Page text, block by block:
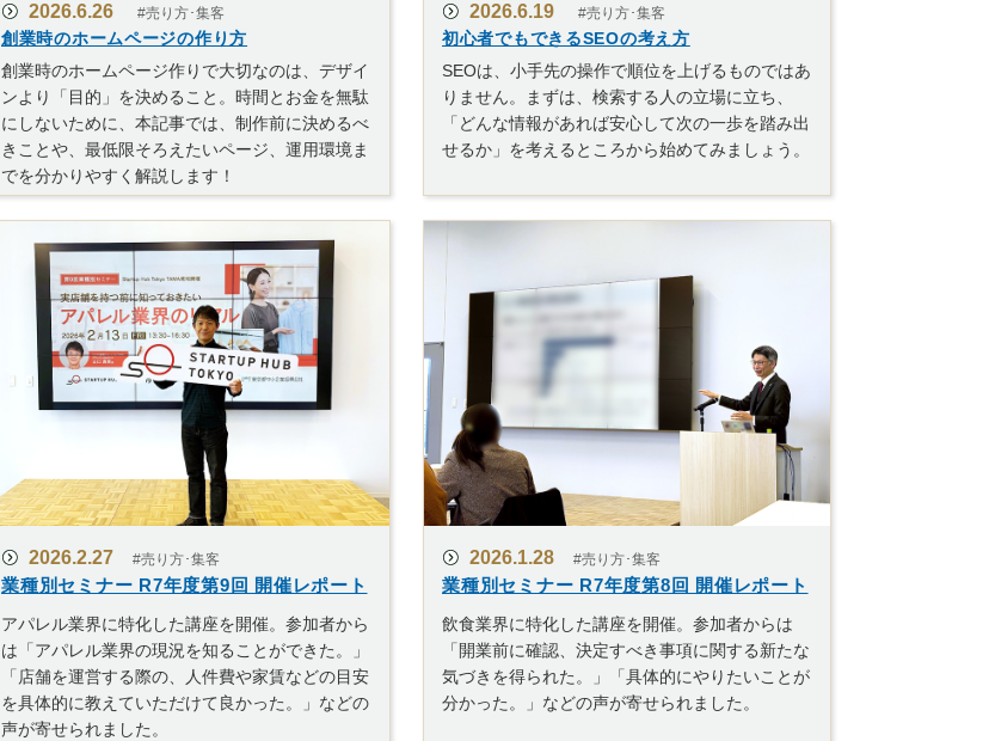
2026.6.26 #売り方･集客
創業時のホームページの作り方
創業時のホームページ作りで大切なのは、デザイ
ンより「目的」を決めること。時間とお金を無駄
にしないために、本記事では、制作前に決めるべ
きことや、最低限そろえたいページ、運用環境ま
でを分かりやすく解説します！
2026.6.19 #売り方･集客
初心者でもできるSEOの考え方
SEOは、小手先の操作で順位を上げるものではあ
りません。まずは、検索する人の立場に立ち、
「どんな情報があれば安心して次の一歩を踏み出
せるか」を考えるところから始めてみましょう。
2026.2.27 #売り方･集客
業種別セミナー R7年度第9回 開催レポート
アパレル業界に特化した講座を開催。参加者から
は「アパレル業界の現況を知ることができた。」
「店舗を運営する際の、人件費や家賃などの目安
を具体的に教えていただけて良かった。」などの
声が寄せられました。
2026.1.28 #売り方･集客
業種別セミナー R7年度第8回 開催レポート
飲食業界に特化した講座を開催。参加者からは
「開業前に確認、決定すべき事項に関する新たな
気づきを得られた。」「具体的にやりたいことが
分かった。」などの声が寄せられました。